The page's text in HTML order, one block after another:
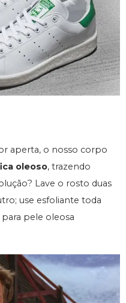
aperta, o nosso corpo
oleoso, trazendo
Lave o rosto duas
use esfoliante toda
pele oleosa